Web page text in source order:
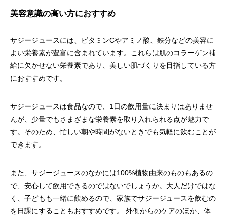
美容意識の高い方におすすめ
サジージュースには、ビタミンCやアミノ酸、鉄分などの美容に
よい栄養素が豊富に含まれています。これらは肌のコラーゲン補
給に欠かせない栄養素であり、美しい肌づくりを目指している方
におすすめです。
サジージュースは食品なので、1日の飲用量に決まりはありませ
んが、少量でもさまざまな栄養素を取り入れられる点が魅力で
す。そのため、忙しい朝や時間がないときでも気軽に飲むことが
できます。
また、サジージュースのなかには100%植物由来のものもあるの
で、安心して飲用できるのではないでしょうか。大人だけではな
く、子どもも一緒に飲めるので、家族でサジージュースを飲むの
を日課にすることもおすすめです。 外側からのケアのほか、体